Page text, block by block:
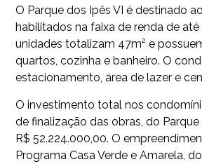
O Parque dos Ipês VI é destinado
habilitados na faixa de renda de até
unidades totalizam 47m² e
quartos, cozinha e banheiro. O
estacionamento, área de lazer e
O investimento total nos
de finalização das obras, do
R$ 52.224.000,00. O
Programa Casa Verde e Amarela,